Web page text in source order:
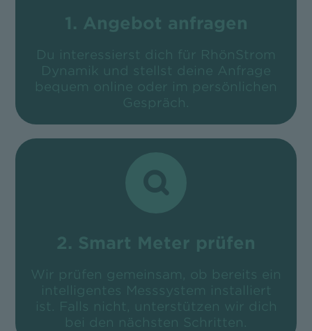
1. Angebot anfragen
Du interessierst dich für RhönStrom
Dynamik und stellst deine Anfrage
bequem online oder im persönlichen
Gespräch.
2. Smart Meter prüfen
Wir prüfen gemeinsam, ob bereits ein
intelligentes Messsystem installiert
ist. Falls nicht, unterstützen wir dich
bei den nächsten Schritten.